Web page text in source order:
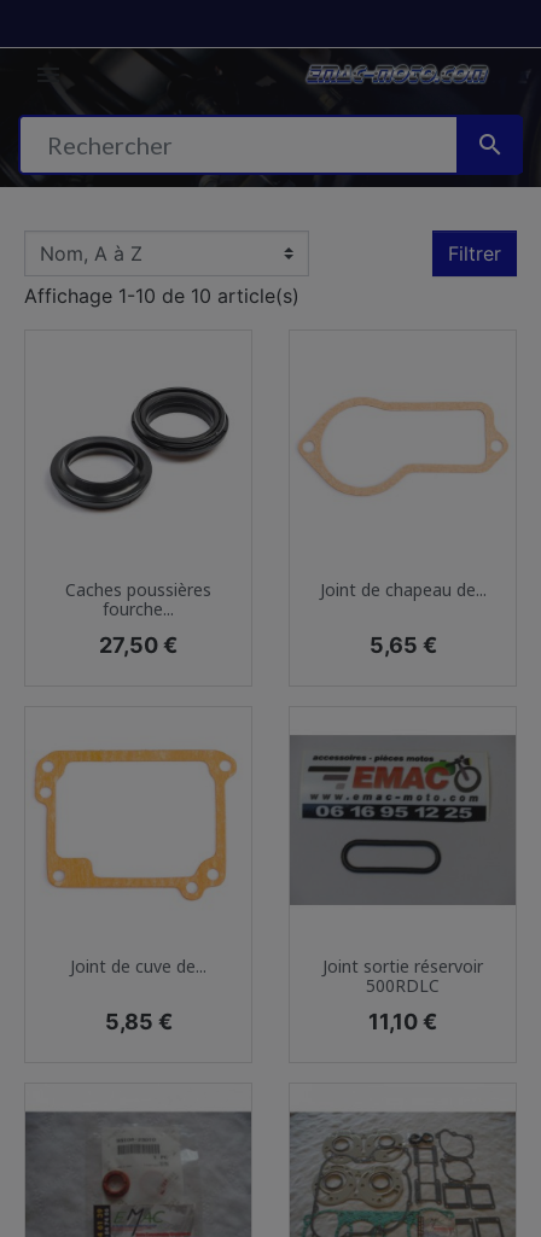

Filtrer
Affichage 1-10 de 10 article(s)
Caches poussières
fourche...
Prix
27,50 €
Joint de chapeau de...
Prix
5,65 €
Joint de cuve de...
Prix
5,85 €
Joint sortie réservoir
500RDLC
Prix
11,10 €